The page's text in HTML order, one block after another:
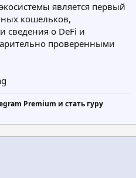
является первый
кошельков,
о DeFi и
проверенными
Premium и стать гуру